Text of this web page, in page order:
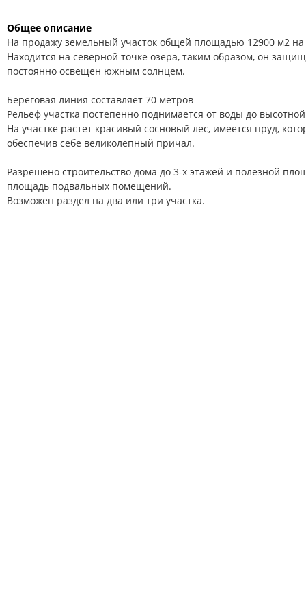
Общее описание
Нa продажу земельный участок общей площадью 12900 м2
Находится на северной точке озера, таким образом, он
постоянно освещен южным солнцем.
Береговая линия составляет 70 метров
Рельеф участка постепенно поднимается от воды до
На участке растет красивый сосновый лес, имеется пруд,
обеспечив себе великолепный причал.
Разрешено строительство дома до 3-х этажей и полезной
площадь подвальных помещений.
Возможен раздел на два или три участка.